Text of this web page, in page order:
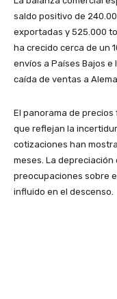
saldo positivo de
exportadas y 525.000
ha crecido cerca de un
envíos a Países Bajos
caída de ventas a
El panorama de
que reflejan la
cotizaciones han
meses. La
preocupaciones sobre
influido en el descenso.